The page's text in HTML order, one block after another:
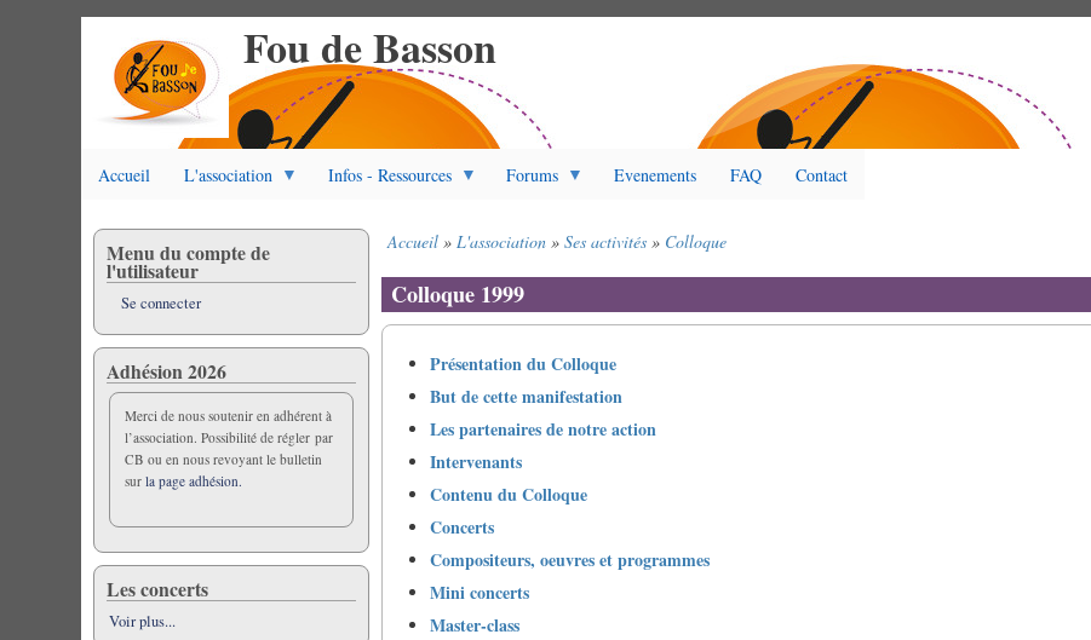
Fou de Basson
Accueil L'association Infos - Ressources Forums Evenements FAQ Contact
d'Ariane
Accueil L'association Ses activités Colloque
Colloque 1999
Présentation du Colloque
But de cette manifestation
Les partenaires de notre action
Intervenants
Contenu du Colloque
Concerts
Compositeurs, oeuvres et programmes
Mini concerts
Master-class
Menu du compte de
l'utilisateur
Se connecter
Adhésion 2026
Merci de nous soutenir en adhérent à
l’association. Possibilité de régler par
CB ou en nous revoyant le bulletin
surla page adhésion.
Les concerts
Voir plus...